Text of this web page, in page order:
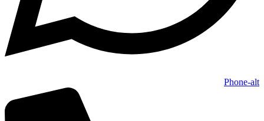
Phone-alt